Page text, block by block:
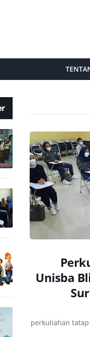
Unisba
perkuliahan tatap